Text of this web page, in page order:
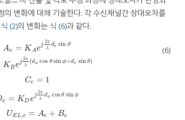
의 변화에 대해 기술한다. 각 수신채널간 상대오차를
식 (2)의 변화는 식 (6)과 같다.
Ae = K Aej
2π
λ
de sin θ
K Be j
2π
λ
(da cos θ sin ϕ+de sin θ)
Ce = 1
e = KD e j
2π
λ
da cos θ sin ϕ
UEL,e = Ae + Be
2πλde sinθB e= KBe
(6)